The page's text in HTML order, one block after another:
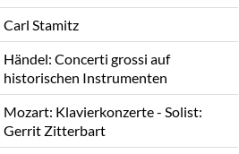
Carl Stamitz
Händel: Concerti grossi auf
historischen Instrumenten
Mozart: Klavierkonzerte - Solist:
Gerrit Zitterbart